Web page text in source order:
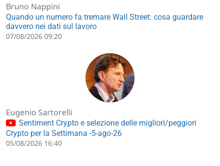
Bruno Nappini
Quando un numero fa tremare Wall Street: cosa guardare
davvero nei dati sul lavoro
07/08/2026 09:20
Eugenio Sartorelli
Sentiment Crypto e selezione delle migliori/peggiori
Crypto per la Settimana -5-ago-26
05/08/2026 16:40